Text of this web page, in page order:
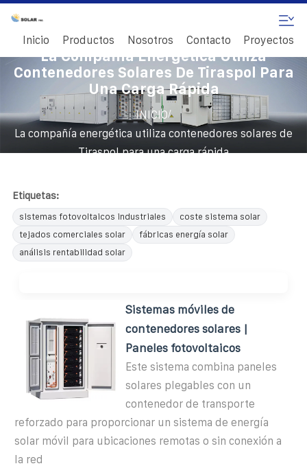
Inicio Productos Nosotros Contacto Proyectos
La Compañía Energética Utiliza
Contenedores Solares De Tiraspol Para
Una Carga Rápida
INICIO/
La compañía energética utiliza contenedores solares de
Tiraspol para una carga rápida
Etiquetas:
sistemas fotovoltaicos industriales
coste sistema solar
tejados comerciales solar
fábricas energía solar
análisis rentabilidad solar
Sistemas móviles de
contenedores solares |
Paneles fotovoltaicos
Este sistema combina paneles
solares plegables con un
contenedor de transporte
reforzado para proporcionar un sistema de energía
solar móvil para ubicaciones remotas o sin conexión a
la red